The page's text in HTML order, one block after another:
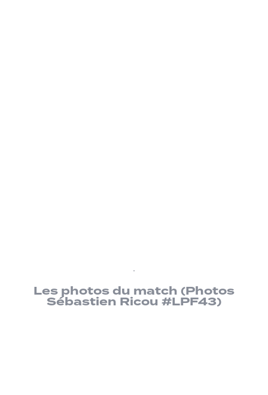
.
Les photos du match (Photos
Sébastien Ricou #LPF43)